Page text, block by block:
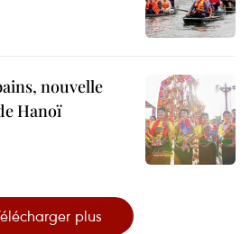
nouvelle
Hanoï
plus